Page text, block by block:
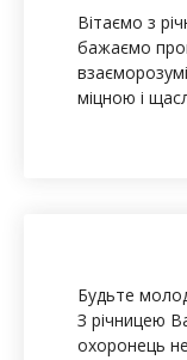
Вітаємо з
бажаємо
міцною і
Будьте
З річницею
охоронець